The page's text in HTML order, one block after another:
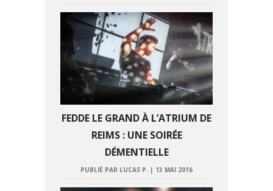
FEDDE LE GRAND À L’ATRIUM DE
REIMS : UNE SOIRÉE
DÉMENTIELLE
PUBLIÉ PAR LUCAS P. | 13 MAI 2016